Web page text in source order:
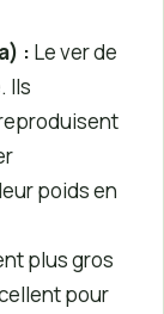
: Le ver de
Ils
poids en
plus gros
pour